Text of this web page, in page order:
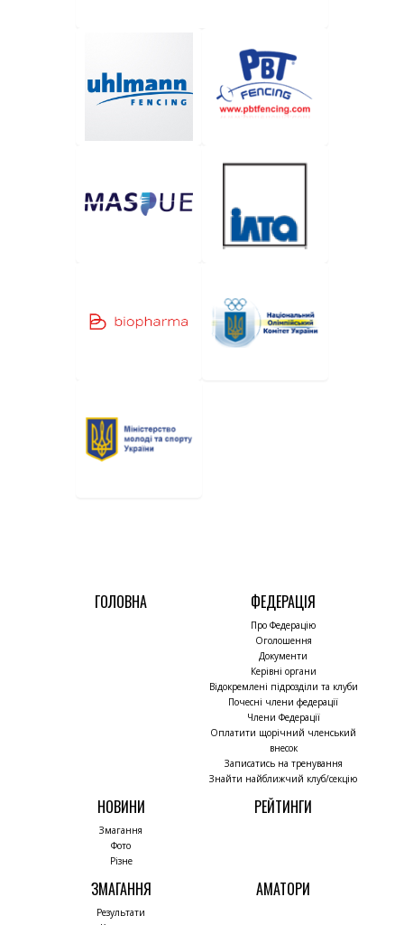
ГОЛОВНА ФЕДЕРАЦІЯ
Про Федерацію
Оголошення
Документи
Керівні органи
Відокремлені підрозділи та клуби
Почесні члени федерації
Члени Федерації
Оплатити щорічний членський
внесок
Записатись на тренування
Знайти найближчий клуб/секцію
НОВИНИ
Змагання
Фото
Різне
РЕЙТИНГИ
ЗМАГАННЯ
Результати
АМАТОРИ